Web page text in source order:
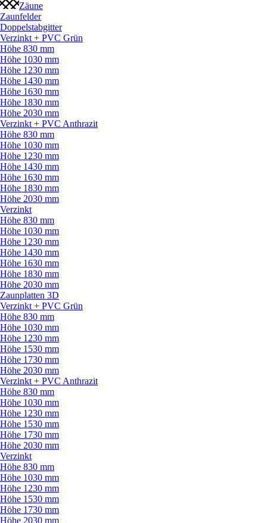
Zäune
Zaunfelder
Doppelstabgitter
Verzinkt + PVC Grün
Höhe 830 mm
Höhe 1030 mm
Höhe 1230 mm
Höhe 1430 mm
Höhe 1630 mm
Höhe 1830 mm
Höhe 2030 mm
Verzinkt + PVC Anthrazit
Höhe 830 mm
Höhe 1030 mm
Höhe 1230 mm
Höhe 1430 mm
Höhe 1630 mm
Höhe 1830 mm
Höhe 2030 mm
Verzinkt
Höhe 830 mm
Höhe 1030 mm
Höhe 1230 mm
Höhe 1430 mm
Höhe 1630 mm
Höhe 1830 mm
Höhe 2030 mm
Zaunplatten 3D
Verzinkt + PVC Grün
Höhe 830 mm
Höhe 1030 mm
Höhe 1230 mm
Höhe 1530 mm
Höhe 1730 mm
Höhe 2030 mm
Verzinkt + PVC Anthrazit
Höhe 830 mm
Höhe 1030 mm
Höhe 1230 mm
Höhe 1530 mm
Höhe 1730 mm
Höhe 2030 mm
Verzinkt
Höhe 830 mm
Höhe 1030 mm
Höhe 1230 mm
Höhe 1530 mm
Höhe 1730 mm
Höhe 2030 mm